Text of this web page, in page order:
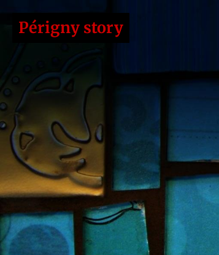
Périgny story